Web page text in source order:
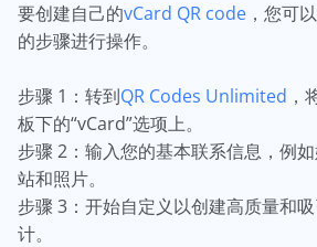
要创建自己的vCard QR code ，您可
的步骤进行操作。
步骤 1：转到QR Codes Unlimited ，
板下的“vCard”选项上。
步骤 2：输入您的基本联系信息，例
站和照片。
步骤 3：开始自定义以创建高质量和
计。